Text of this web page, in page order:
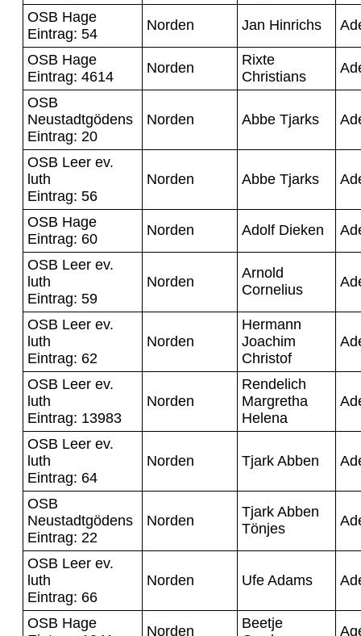
OSB Hage
Eintrag: 54
Norden Jan Hinrichs
OSB Hage
Eintrag: 4614
Norden
Rixte
Christians
OSB
Neustadtgödens
Eintrag: 20
Norden Abbe Tjarks
OSB Leer ev.
luth
Eintrag: 56
Norden Abbe Tjarks
OSB Hage
Eintrag: 60
Norden Adolf Dieken
OSB Leer ev.
luth
Eintrag: 59
Norden
Arnold
Cornelius
OSB Leer ev.
luth
Eintrag: 62
Norden
Hermann
Joachim
Christof
OSB Leer ev.
luth
Eintrag: 13983
Norden
Rendelich
Margretha
Helena
OSB Leer ev.
luth
Eintrag: 64
Norden Tjark Abben
OSB
Neustadtgödens
Eintrag: 22
Norden
Tjark Abben
Tönjes
OSB Leer ev.
luth
Eintrag: 66
Norden Ufe Adams
OSB Hage
Norden
Beetje